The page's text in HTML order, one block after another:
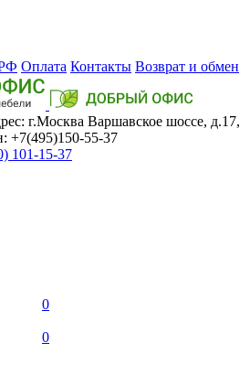
Оплата Контакты Возврат и обмен
г.Москва Варшавское шоссе, д.17,
+7(495)150-55-37
101-15-37
0
0